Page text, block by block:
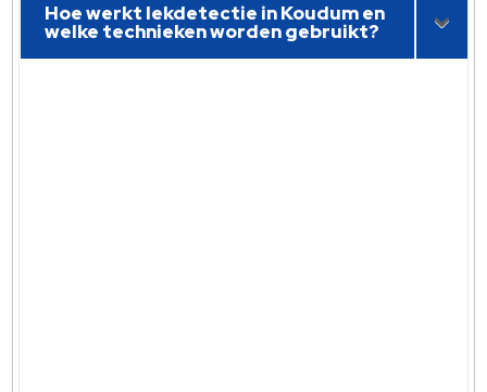
Hoe werkt lekdetectie in Koudum en
welke technieken worden gebruikt?